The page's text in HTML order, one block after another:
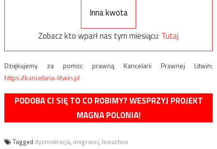
Inna kwota
Zobacz kto wparł nas tym miesiącu: Tutaj
Dziękujemy za pomoc prawną Kancelarii Prawnej Litwin:
https://kancelaria-litwin.pl
PODOBA CI SIĘ TO CO ROBIMY? WESPRZYJ PROJEKT
MAGNA POLONIA!
Tagged dyzmokracja, imigranci, lewactwo